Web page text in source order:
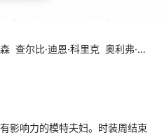
查尔比·迪恩·科里克 奥利弗·福德·戴维斯
响力的模特夫妇。时装周结束